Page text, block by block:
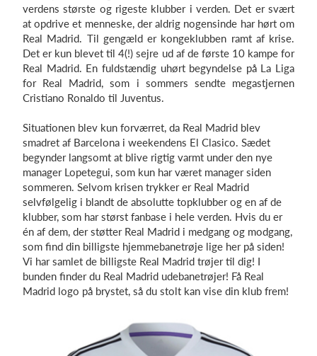
verdens største og rigeste klubber i verden. Det er svært
at opdrive et menneske, der aldrig nogensinde har hørt om
Real Madrid. Til gengæld er kongeklubben ramt af krise.
Det er kun blevet til 4(!) sejre ud af de første 10 kampe for
Real Madrid. En fuldstændig uhørt begyndelse på La Liga
for Real Madrid, som i sommers sendte megastjernen
Cristiano Ronaldo til Juventus.
Situationen blev kun forværret, da Real Madrid blev
smadret af Barcelona i weekendens El Clasico. Sædet
begynder langsomt at blive rigtig varmt under den nye
manager Lopetegui, som kun har været manager siden
sommeren. Selvom krisen trykker er Real Madrid
selvfølgelig i blandt de absolutte topklubber og en af de
klubber, som har størst fanbase i hele verden. Hvis du er
én af dem, der støtter Real Madrid i medgang og modgang,
som find din billigste hjemmebanetrøje lige her på siden!
Vi har samlet de billigste Real Madrid trøjer til dig! I
bunden finder du Real Madrid udebanetrøjer! Få Real
Madrid logo på brystet, så du stolt kan vise din klub frem!